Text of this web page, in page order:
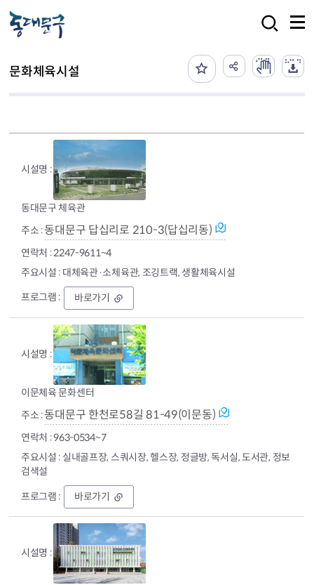
문화체육시설
동대문구 체육관
동대문구 답십리로 210-3(답십리동)
2247-9611~4
대체육관·소체육관, 조깅트랙, 생활체육시설
동
대
문
구
체
육
관
바로가기
이문체육 문화센터
동대문구 한천로58길 81-49(이문동)
963-0534~7
실내골프장, 스쿼시장, 헬스장, 정글방, 독서실, 도서관, 정보
검색설
이
문
체
육
문
화
센
바로가기